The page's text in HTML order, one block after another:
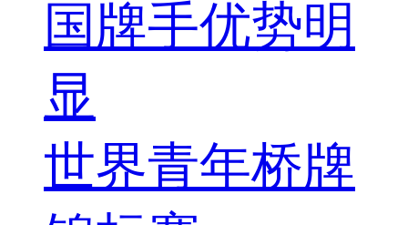
国牌手优势明
显
世界青年桥牌